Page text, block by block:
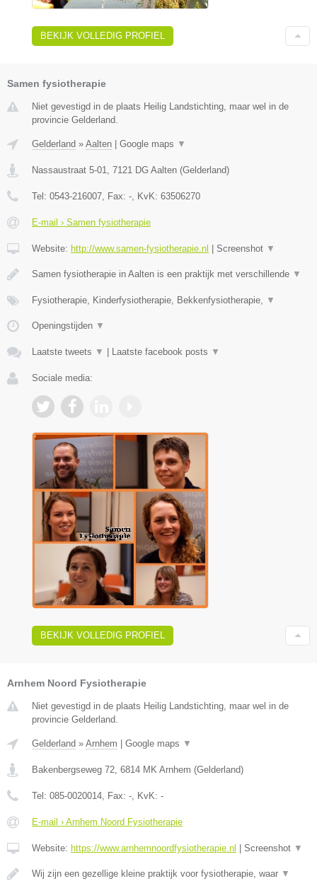
BEKIJK VOLLEDIG PROFIEL
Samen fysiotherapie
Niet gevestigd in de plaats Heilig Landstichting, maar wel in de
provincie Gelderland.
Gelderland » Aalten Google maps ▼
Nassaustraat 5-01 7121 DG Aalten (Gelderland)
Tel: 0543-216007 , Fax: - , KvK: 63506270
E-mail › Samen fysiotherapie
Website: http://www.samen-fysiotherapie.nl Screenshot ▼
Samen fysiotherapie in Aalten is een praktijk met verschillende ▼
Fysiotherapie, Kinderfysiotherapie, Bekkenfysiotherapie, ▼
Openingstijden ▼
Laatste tweets ▼ Laatste facebook posts ▼
Sociale media:
BEKIJK VOLLEDIG PROFIEL
Arnhem Noord Fysiotherapie
Niet gevestigd in de plaats Heilig Landstichting, maar wel in de
provincie Gelderland.
Gelderland » Arnhem Google maps ▼
Bakenbergseweg 72 6814 MK Arnhem (Gelderland)
Tel: 085-0020014 , Fax: - , KvK: -
E-mail › Arnhem Noord Fysiotherapie
Website: https://www.arnhemnoordfysiotherapie.nl Screenshot ▼
Wij zijn een gezellige kleine praktijk voor fysiotherapie, waar ▼